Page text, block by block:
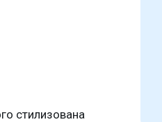
стилизована